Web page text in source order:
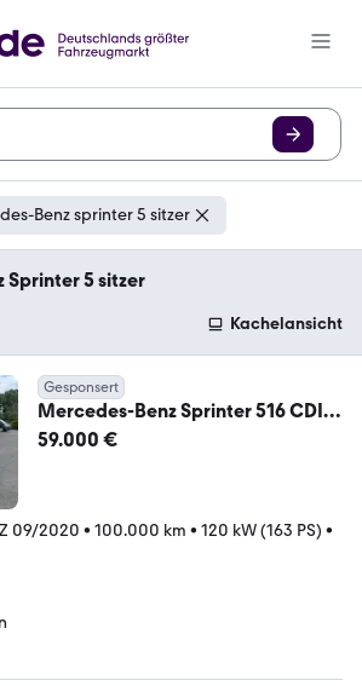
Benz sprinter 5 sitzer
Sprinter 5 sitzer
Kachelansicht
Gesponsert
Mercedes-Benz Sprinter 516 CDI
MAXI 16 Sitzer Grosse Klima Top
59.000 €
09/2020 • 100.000 km • 120 kW (163 PS) •